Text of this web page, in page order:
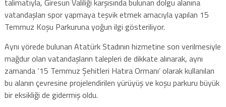
talimatıyla, Giresun Valiliği karşısında bulunan dolgu alanına
vatandaşları spor yapmaya teşvik etmek amacıyla yapılan 15
Temmuz Koşu Parkuruna yoğun ilgi gösteriliyor.
Aynı yörede bulunan Atatürk Stadının hizmetine son verilmesiyle
mağdur olan vatandaşların talepleri de dikkate alınarak, aynı
zamanda ‘15 Temmuz Şehitleri Hatıra Ormanı’ olarak kullanılan
bu alanın çevresine projelendirilen yürüyüş ve koşu parkuru büyük
bir eksikliği de gidermiş oldu.